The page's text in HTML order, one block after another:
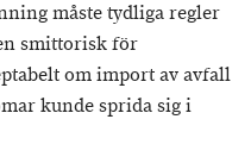
måste tydliga regler
smittorisk för
om import av avfall
kunde sprida sig i